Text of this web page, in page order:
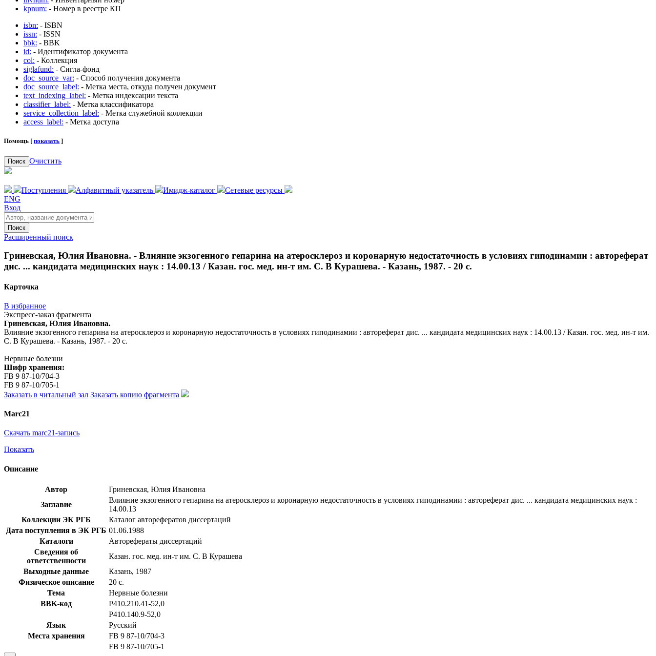
kpnum: - Номер в реестре КП
isbn: - ISBN
issn: - ISSN
bbk: - BBK
id: - Идентификатор документа
col: - Коллекция
siglafund: - Сигла-фонд
doc_source_var: - Способ получения документа
doc_source_label: - Метка места, откуда получен документ
text_indexing_label: - Метка индексации текста
classifier_label: - Метка классификатора
service_collection_label: - Метка служебной коллекции
access_label: - Метка доступа
Помощь [ показать ]
Поиск Очистить
Поступления Алфавитный указатель Имидж-каталог
Сетевые ресурсы
ENG
Вход
Поиск
Расширенный поиск
Гриневская, Юлия Ивановна. - Влияние экзогенного гепарина на атеросклероз и коронарную недостаточность в условиях гиподинамии : автореферат
дис. ... кандидата медицинских наук : 14.00.13 / Казан. гос. мед. ин-т им. С. В Курашева. - Казань, 1987. - 20 с.
Карточка
В избранное
Экспресс-заказ фрагмента
Гриневская, Юлия Ивановна.
Влияние экзогенного гепарина на атеросклероз и коронарную недостаточность в условиях гиподинамии : автореферат дис. ... кандидата медицинских наук : 14.00.13 / Казан. гос. мед. ин-т им.
С. В Курашева. - Казань, 1987. - 20 с.
Нервные болезни
Шифр хранения:
FB 9 87-10/704-3
FB 9 87-10/705-1
Заказать в читальный зал Заказать копию фрагмента
Marc21
Скачать marc21-запись
Показать
Описание
Автор
Гриневская, Юлия Ивановна
Заглавие
Влияние экзогенного гепарина на атеросклероз и коронарную недостаточность в условиях гиподинамии : автореферат дис. ... кандидата медицинских наук :
14.00.13
Коллекции ЭК РГБ
Каталог авторефератов диссертаций
Дата поступления в ЭК РГБ 01.06.1988
Каталоги
Авторефераты диссертаций
Сведения об
ответственности
Казан. гос. мед. ин-т им. С. В Курашева
Выходные данные
Казань, 1987
Физическое описание
20 с.
Тема
Нервные болезни
BBK-код
Р410.210.41-52,0
Р410.140.9-52,0
Язык
Русский
Места хранения
FB 9 87-10/704-3
FB 9 87-10/705-1